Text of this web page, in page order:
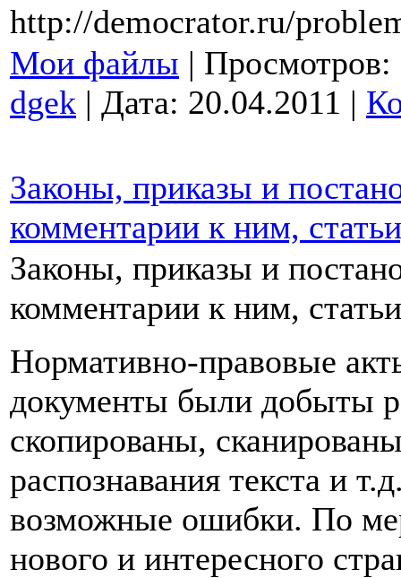
http://democrator.ru/
Мои файлы | Просмотров:
dgek | Дата: 20.04.2011 |
Законы, приказы и
комментарии к ним,
Законы, приказы и
комментарии к ним,
Нормативно-правовые
документы были добыты
скопированы,
распознавания текста и
возможные ошибки. По
нового и интересного